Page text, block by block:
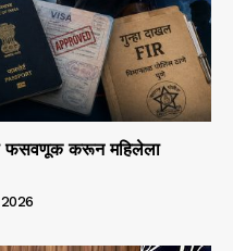
फसवणूक करून महिलेला